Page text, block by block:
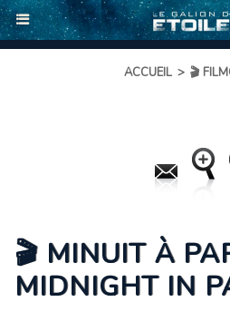
ACCUEIL > 🎬
🎬 MINUIT À
MIDNIGHT IN